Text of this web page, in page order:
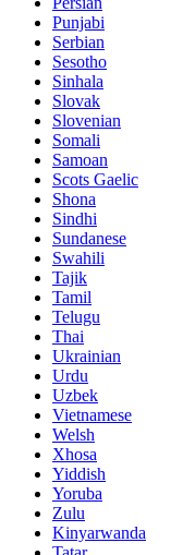
Punjabi
Serbian
Sesotho
Sinhala
Slovak
Slovenian
Somali
Samoan
Scots Gaelic
Shona
Sindhi
Sundanese
Swahili
Tajik
Tamil
Telugu
Thai
Ukrainian
Urdu
Uzbek
Vietnamese
Welsh
Xhosa
Yiddish
Yoruba
Zulu
Kinyarwanda